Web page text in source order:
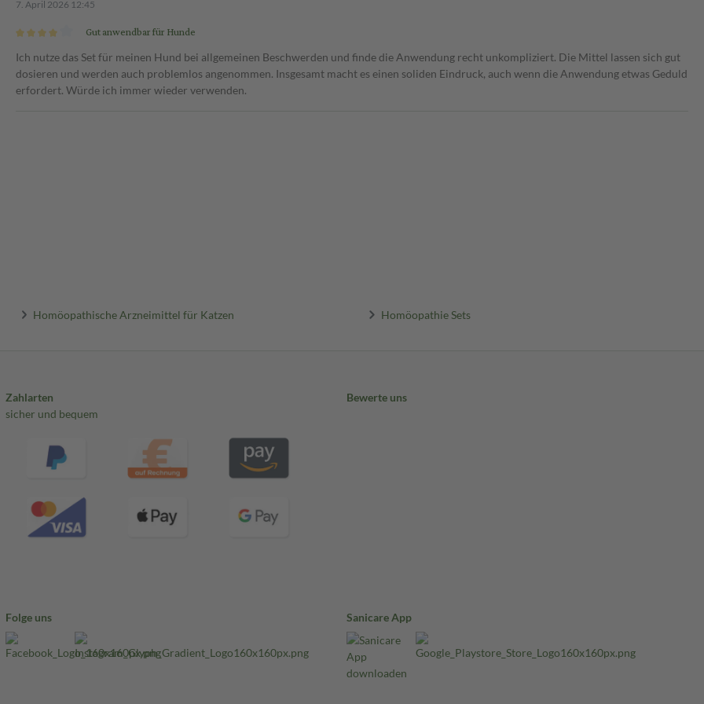
stetig gestiegen – ein
können sich
sind chronische
können. Zwar lässt sich der
Gesunderhaltung ihrer
Checks beim Tierarzt, um
entsprechende Behandlung
„ad us. vet.“
versehen. Dieser
dem Beipackzettel
D4 22 mg, Berberis
22 mg, Pyelon suis Dil. D10
22 mg, Urethra suis Dil. D10
22 mg, Bucco (HAB 34) Dil.
annuum Dil. D6 22 mg,
hiemale (HAB 34)
Dil. D10 (HAB, Vorschrift
(HAB, Vorschrift 5a, Lsg. D1
5a, Lsg. D2 mit
Dil. D10 (HAB, Vorschrift 5a,
7. April 2026 12:45
Gut anwendbar für Hunde
Ich nutze das Set für meinen Hund bei allgemeinen Beschwerden und finde die Anwendung recht unkompliziert. Die Mittel lassen sich gut
dosieren und werden auch problemlos angenommen. Insgesamt macht es einen soliden Eindruck, auch wenn die Anwendung etwas Geduld
erfordert. Würde ich immer wieder verwenden.
Homöopathische Arzneimittel für Katzen Homöopathie Sets
Zahlarten
sicher und bequem
Bewerte uns
Folge uns Sanicare App